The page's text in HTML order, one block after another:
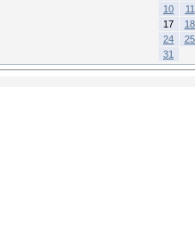
10
11
17
18
24
25
31